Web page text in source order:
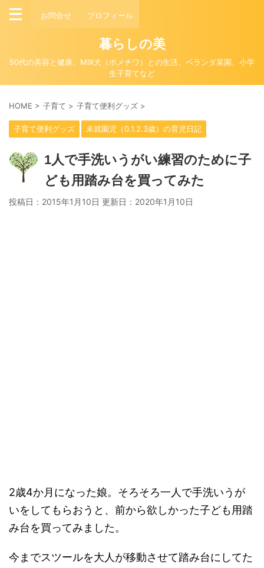
お問合せ プロフィール
暮らしの美
50代の美容と健康、MIX犬（ポメチワ）との生活、ベランダ菜園、小学
生子育てなど
HOME > 子育て > 子育て便利グッズ >
子育て便利グッズ 未就園児（0.1.2.3歳）の育児日記
1人で手洗いうがい練習のために子
ども用踏み台を買ってみた
投稿日：2015年1月10日 更新日： 2020年1月10日
2歳4か月になった娘。そろそろ一人で手洗いうが
いをしてもらおうと、前から欲しかった子ども用踏
み台を買ってみました。
今までスツールを大人が移動させて踏み台にしてた